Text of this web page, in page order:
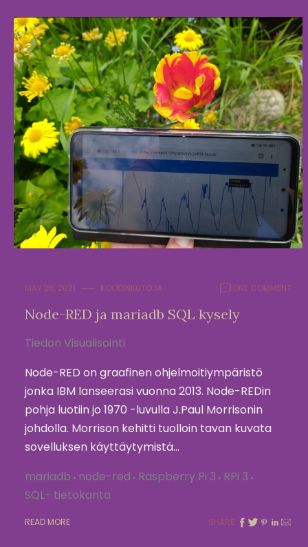
MAY 26, 2021 KOODINKUTOJA ONE COMMENT
Node-RED ja mariadb SQL kysely
Tiedon Visualisointi
Node-RED on graafinen ohjelmoitiympäristö
jonka IBM lanseerasi vuonna 2013. Node-REDin
pohja luotiin jo 1970 -luvulla J.Paul Morrisonin
johdolla. Morrison kehitti tuolloin tavan kuvata
sovelluksen käyttäytymistä…
mariadb
node-red Raspberry Pi 3
RPi 3
SQL- tietokanta
READ MORE SHARE: